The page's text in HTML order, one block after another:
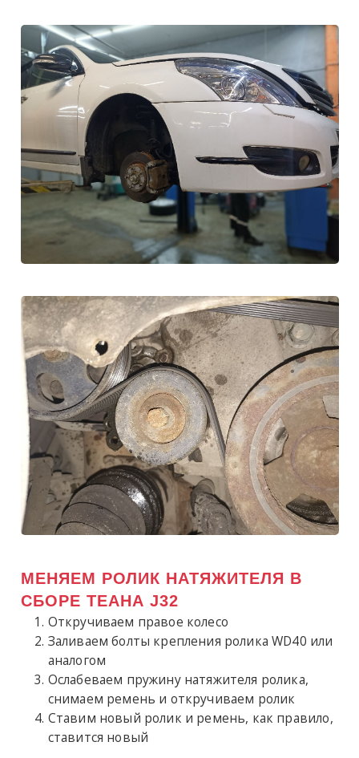
МЕНЯЕМ РОЛИК НАТЯЖИТЕЛЯ В
СБОРЕ ТЕАНА J32
Откручиваем правое колесо
Заливаем болты крепления ролика WD40 или
аналогом
Ослабеваем пружину натяжителя ролика,
снимаем ремень и откручиваем ролик
Ставим новый ролик и ремень, как правило,
ставится новый